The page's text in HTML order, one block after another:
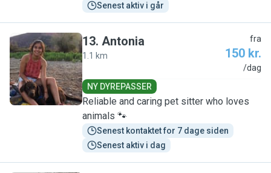
Senest aktiv i går
A
13. Antonia
1.1 km
fra
150 kr.
/dag
NY DYREPASSER
Reliable and caring pet sitter who loves
animals 🐾
Senest kontaktet for 7 dage siden
Senest aktiv i dag